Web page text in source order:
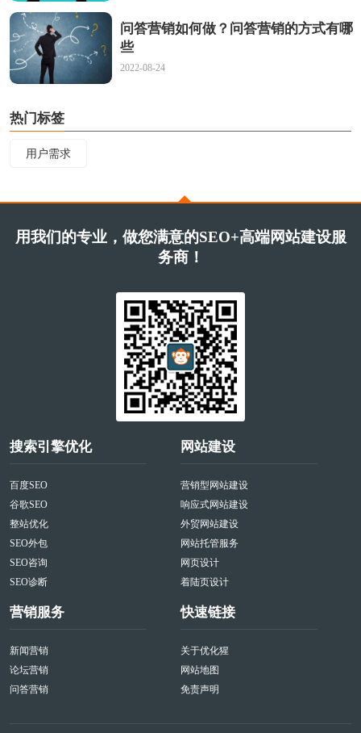
问答营销如何做？问答营销的方式有哪
些
2022-08-24
热门标签
用户需求
用我们的专业，做您满意的SEO+高端网站建设服
务商！
搜索引擎优化
百度SEO
谷歌SEO
整站优化
SEO外包
SEO咨询
SEO诊断
网站建设
营销型网站建设
响应式网站建设
外贸网站建设
网站托管服务
网页设计
着陆页设计
营销服务
新闻营销
论坛营销
问答营销
快速链接
关于优化猩
网站地图
免责声明